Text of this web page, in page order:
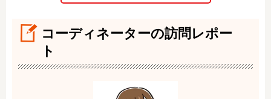
コーディネーターの訪問レポー
ト